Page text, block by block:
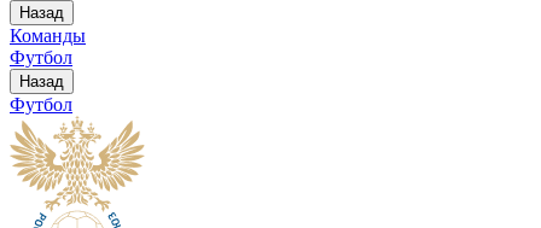
Назад
Команды
Футбол
Назад
Футбол